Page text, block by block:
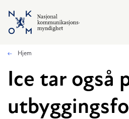
Hopp til hovedinnhold
Hjem
Ice tar også